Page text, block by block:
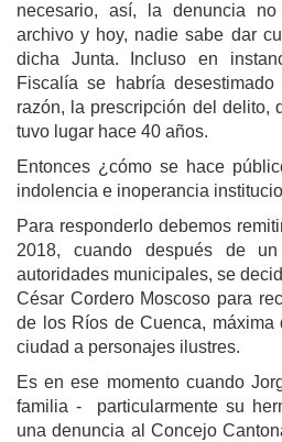
necesario, así, la denuncia
archivo y hoy, nadie sabe dar
dicha Junta. Incluso en
Fiscalía se habría
razón, la prescripción del delito,
tuvo lugar hace 40 años.
Entonces ¿cómo se hace
indolencia e inoperancia
Para responderlo debemos
2018, cuando después de
autoridades municipales, se
César Cordero Moscoso para
de los Ríos de Cuenca, máxima
ciudad a personajes ilustres.
Es en ese momento cuando
familia - particularmente su
una denuncia al Concejo